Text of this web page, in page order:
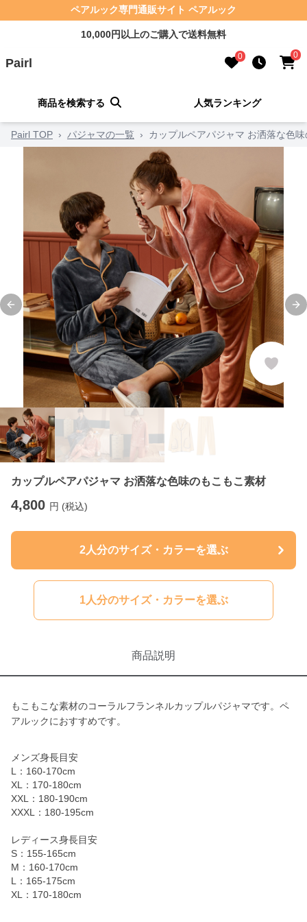
ペアルック専門通販サイト ペアルック
10,000円以上のご購入で送料無料
Pairl 0 0
商品を検索する 人気ランキング
Pairl TOP › パジャマの一覧 › カップルペアパジャマ お洒落な色
Previous slide
カップルペアパジャマ お洒落な色味のもこもこ素材
4,800 円 (税込)
2人分のサイズ・カラーを選ぶ
1人分のサイズ・カラーを選ぶ
商品説明
もこもこな素材のコーラルフランネルカップルパジャマです。ペ
アルックにおすすめです。
メンズ身長目安
L：160-170cm
XL：170-180cm
XXL：180-190cm
XXXL：180-195cm
レディース身長目安
S：155-165cm
M：160-170cm
L：165-175cm
XL：170-180cm